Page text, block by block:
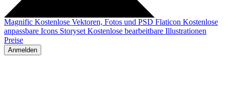
Magnific Kostenlose Vektoren, Fotos und PSD Flaticon Kostenlose
anpassbare Icons Storyset Kostenlose bearbeitbare Illustrationen
Preise
Anmelden